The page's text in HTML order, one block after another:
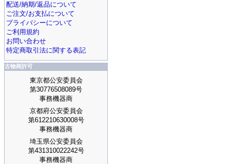
配送/納期/返品について
ご注文/お支払について
プライバシーについて
ご利用規約
お問い合わせ
特定商取引法に関する表記
古物商許可
東京都公安委員会
第30776508089号
事務機器商
京都府公安委員会
第612210630008号
事務機器商
埼玉県公安委員会
第431310022242号
事務機器商